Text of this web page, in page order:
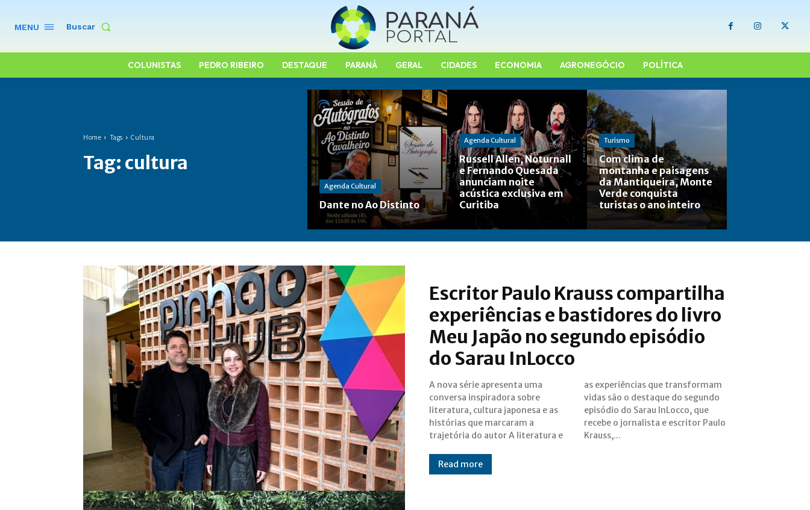
MENU Buscar
COLUNISTAS PEDRO RIBEIRO DESTAQUE PARANÁ GERAL CIDADES ECONOMIA AGRONEGÓCIO POLÍTICA
Home Tags Cultura
Tag: cultura
Agenda Cultural
Dante no Ao Distinto
Agenda Cultural
Russell Allen, Noturnall
e Fernando Quesada
anunciam noite
acústica exclusiva em
Curitiba
Turismo
Com clima de
montanha e paisagens
da Mantiqueira, Monte
Verde conquista
turistas o ano inteiro
Escritor Paulo Krauss compartilha
experiências e bastidores do livro
Meu Japão no segundo episódio
do Sarau InLocco
A nova série apresenta uma
conversa inspiradora sobre
literatura, cultura japonesa e as
histórias que marcaram a
trajetória do autor A literatura e
as experiências que transformam
vidas são o destaque do segundo
episódio do Sarau InLocco, que
recebe o jornalista e escritor Paulo
Krauss,...
Read more